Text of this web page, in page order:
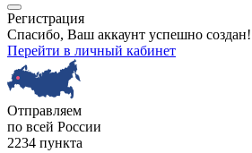
Регистрация
Спасибо, Ваш аккаунт успешно создан!
Перейти в личный кабинет
Отправляем
по всей России
2234 пункта